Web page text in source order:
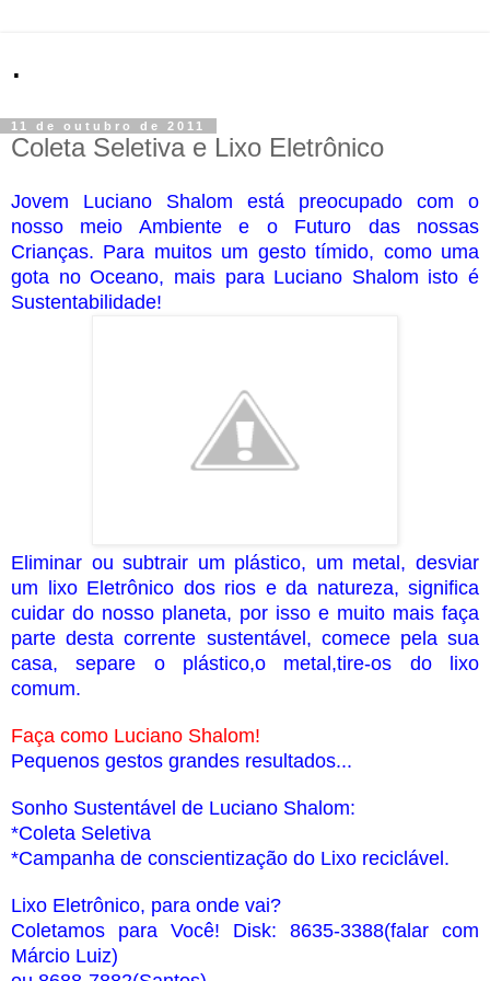
.
11 de outubro de 2011
Jovem Luciano Shalom está preocupado com o
nosso meio Ambiente e o Futuro das nossas
Crianças. Para muitos um gesto tímido, como uma
gota no Oceano, mais para Luciano Shalom isto é
Sustentabilidade!
Eliminar ou subtrair um plástico, um metal, desviar
um lixo Eletrônico dos rios e da natureza, significa
cuidar do nosso planeta, por isso e muito mais faça
parte desta corrente sustentável, comece pela sua
casa, separe o plástico,o metal,tire-os do lixo
comum.
Faça como Luciano Shalom!
Pequenos gestos grandes resultados...
Sonho Sustentável de Luciano Shalom:
*Coleta Seletiva
*Campanha de conscientização do Lixo reciclável.
Lixo Eletrônico, para onde vai?
Coletamos para Você! Disk: 8635-3388(falar com
Márcio Luiz)